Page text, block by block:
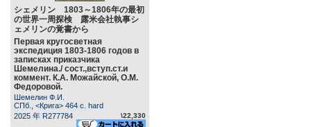
シェメリン 1803～1806年の最初
の世界一周探検 露米会社執事シ
ェメリンの覚書から
Первая кругосветная
экспедиция 1803-1806 годов в
записках приказчика
Шемелина./ сост.,вступ.ст.и
коммент. К.А. Можайской, О.М.
Федоровой.
Шемелин Ф.И.
СПб., <Крига> 464 c. hard
2025 年 R277784
\22,330